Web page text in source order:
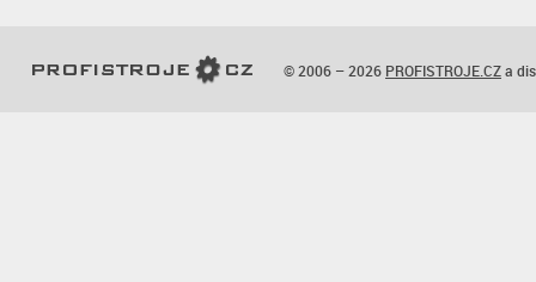
© 2006 – 2026 PROFISTROJE.CZa